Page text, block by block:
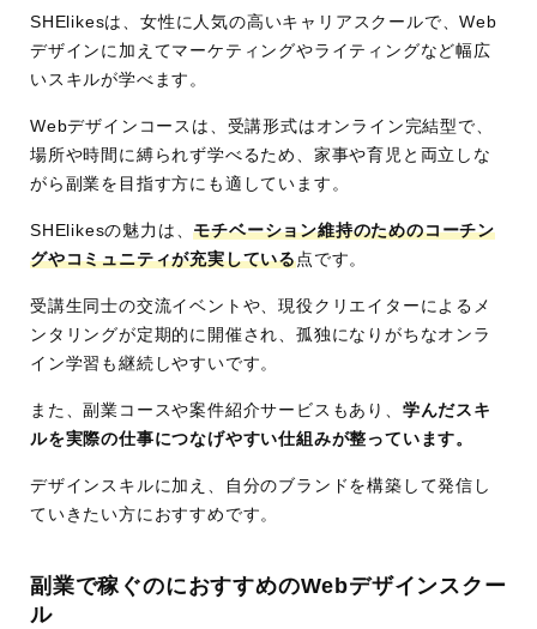
学習スタ
イル
オンライン(動画講義中心)
容・コー
ス
ント/デザイン原則など
体制
ト
モチベーション継続の仕組みあり
運営会社 SHE株式会社
SHElikesは、女性に人気の高いキャリアスクールで、Web
デザインに加えてマーケティングやライティングなど幅広
いスキルが学べます。
Webデザインコースは、受講形式はオンライン完結型で、
場所や時間に縛られず学べるため、家事や育児と両立しな
がら副業を目指す方にも適しています。
SHElikesの魅力は、モチベーション維持のためのコーチン
グやコミュニティが充実している点です。
受講生同士の交流イベントや、現役クリエイターによるメ
ンタリングが定期的に開催され、孤独になりがちなオンラ
イン学習も継続しやすいです。
また、副業コースや案件紹介サービスもあり、 学んだスキ
ルを実際の仕事につなげやすい仕組みが整っています。
デザインスキルに加え、自分のブランドを構築して発信し
ていきたい方におすすめです。
副業で稼ぐのにおすすめのWebデザインスクー
ル